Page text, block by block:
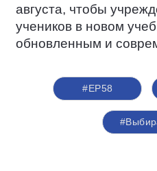
августа, чтобы
учеников в новом
обновленным и
#ЕР58